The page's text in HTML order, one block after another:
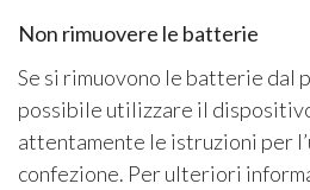
Non rimuovere le batterie
Se si rimuovono le batterie dal
possibile utilizzare il
attentamente le istruzioni per
confezione. Per ulteriori